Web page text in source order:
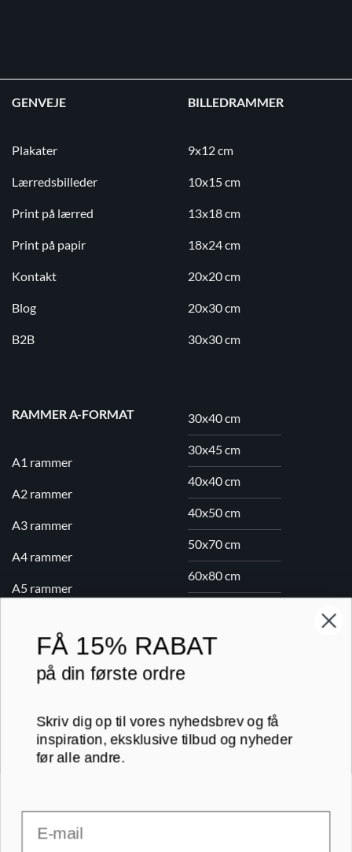
GENVEJE
Plakater
Lærredsbilleder
Print på lærred
Print på papir
Kontakt
Blog
B2B
BILLEDRAMMER
9x12 cm
10x15 cm
13x18 cm
18x24 cm
20x20 cm
20x30 cm
30x30 cm
RAMMER A-FORMAT
A1 rammer
A2 rammer
A3 rammer
A4 rammer
A5 rammer
30x40 cm
30x45 cm
40x40 cm
40x50 cm
50x70 cm
60x80 cm
Printogrammer.dk · Navervej 21 · 8382 Hinnerup · CVR 40736166 ·
(+45) 8844 1630 · kundeservice@printogrammer.dk
© 2026 Printogrammer.dk
FÅ 15% RABAT
på din første ordre
Skriv dig op til vores nyhedsbrev og få
inspiration, eksklusive tilbud og nyheder
før alle andre.